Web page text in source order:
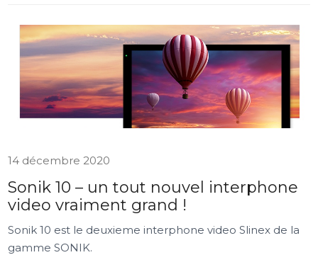
14 décembre 2020
Sonik 10 – un tout nouvel interphone
video vraiment grand !
Sonik 10 est le deuxieme interphone video Slinex de la
gamme SONIK.